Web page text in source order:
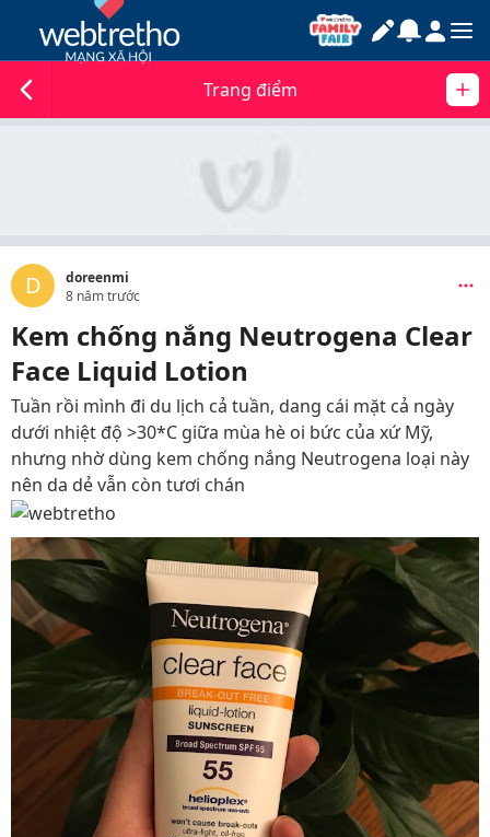
Trang điểm
D
doreenmi
8 năm trước
Kem chống nắng Neutrogena Clear
Face Liquid Lotion
Tuần rồi mình đi du lịch cả tuần, dang cái mặt cả ngày
dưới nhiệt độ >30*C giữa mùa hè oi bức của xứ Mỹ,
nhưng nhờ dùng kem chống nắng Neutrogena loại này
nên da dẻ vẫn còn tươi chán